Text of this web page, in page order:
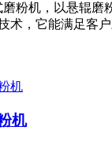
粉机，以悬辊磨
术，它能满足客
机